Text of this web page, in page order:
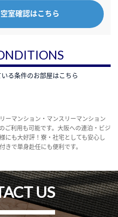
室確認はこちら
る条件のお部屋はこちら
ーマンション・マンスリーマンション
ご利用も可能です。大阪への連泊・ビジ
にも大好評！寮・社宅としても安心し
きで単身赴任にも便利です。
US